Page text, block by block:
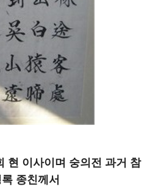
현 이사이며 숭의전 과거 참
종친께서